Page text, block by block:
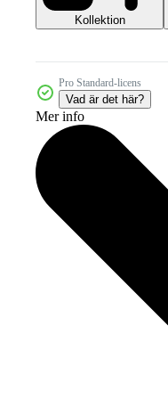
Kollektion
Pro Standard-licens
Vad är det här?
Mer info